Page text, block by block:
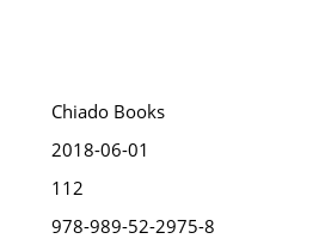
Chiado Books
2018-06-01
112
978-989-52-2975-8